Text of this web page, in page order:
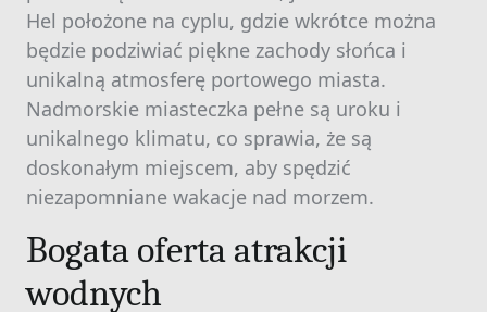
Hel położone na cyplu, gdzie wkrótce można
będzie podziwiać piękne zachody słońca i
unikalną atmosferę portowego miasta.
Nadmorskie miasteczka pełne są uroku i
unikalnego klimatu, co sprawia, że są
doskonałym miejscem, aby spędzić
niezapomniane wakacje nad morzem.
Bogata oferta atrakcji
wodnych